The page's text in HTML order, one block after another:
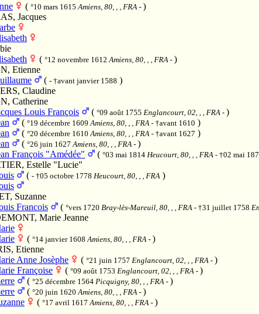
( °10 mars 1615 Amiens, 80, , , FRA - )
Jacques
( °12 novembre 1612 Amiens, 80, , , FRA - )
Etienne
( - †avant janvier 1588 )
Claudine
Catherine
Louis François
( °09 août 1755 Englancourt, 02, , , FRA - )
( °19 décembre 1609 Amiens, 80, , , FRA - †avant 1610 )
( °20 décembre 1610 Amiens, 80, , , FRA - †avant 1627 )
( °26 juin 1627 Amiens, 80, , , FRA - )
François "Amédée"
( °03 mai 1814 Heucourt, 80, , , FRA - †02 mai
Estelle "Lucie"
( - †05 octobre 1778 Heucourt, 80, , , FRA )
Suzanne
Francois
( °vers 1720 Bray-lès-Mareuil, 80, , , FRA - †31 juillet 1758
Marie Jeanne
( °14 janvier 1608 Amiens, 80, , , FRA - )
Etienne
Anne Josèphe
( °21 juin 1757 Englancourt, 02, , , FRA - )
Françoise
( °09 août 1753 Englancourt, 02, , , FRA - )
( °25 décembre 1564 Picquigny, 80, , , FRA - )
( °20 juin 1620 Amiens, 80, , , FRA - )
( °17 avril 1617 Amiens, 80, , , FRA - )